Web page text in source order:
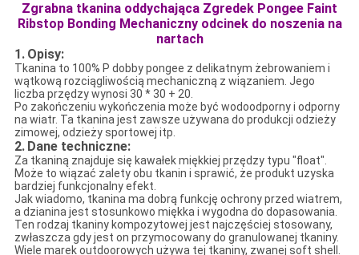
Zgrabna tkanina oddychająca Zgredek Pongee Faint
Ribstop Bonding Mechaniczny odcinek do noszenia na
nartach
1. Opisy:
Tkanina to 100% P dobby pongee z delikatnym żebrowaniem i
wątkową rozciągliwością mechaniczną z wiązaniem. Jego
liczba przędzy wynosi 30 * 30 + 20.
Po zakończeniu wykończenia może być wodoodporny i odporny
na wiatr. Ta tkanina jest zawsze używana do produkcji odzieży
zimowej, odzieży sportowej itp.
2. Dane techniczne:
Za tkaniną znajduje się kawałek miękkiej przędzy typu "float".
Może to wiązać zalety obu tkanin i sprawić, że produkt uzyska
bardziej funkcjonalny efekt.
Jak wiadomo, tkanina ma dobrą funkcję ochrony przed wiatrem,
a dzianina jest stosunkowo miękka i wygodna do dopasowania.
Ten rodzaj tkaniny kompozytowej jest najczęściej stosowany,
zwłaszcza gdy jest on przymocowany do granulowanej tkaniny.
Wiele marek outdoorowych używa tej tkaniny, zwanej soft shell.